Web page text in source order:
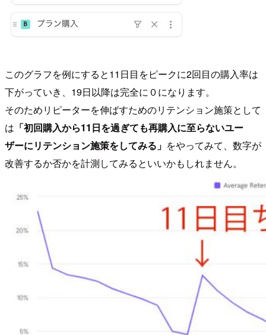
このグラフを例にすると11日目をピークに2回目の購入率は
下がっていき、19日以降は完全に０になります。
そのためリピーターを伸ばすためのリテンション施策として
は 「初回購入から11日を過ぎても再購入に至らないユー
ザーにリテンション施策をしてみる」 をやってみて、数字が
改善するか否かを計測してみるといいかもしれません。